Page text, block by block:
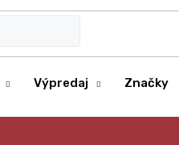
Výpredaj Značky